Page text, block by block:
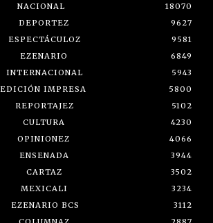
NACIONAL
18070
DEPORTEZ
9627
ESPECTÁCULOZ
9581
EZENARIO
6849
INTERNACIONAL
5943
EDICIÓN IMPRESA
5800
REPORTAJEZ
5102
CULTURA
4230
OPINIONEZ
4066
ENSENADA
3944
CARTAZ
3502
MEXICALI
3234
EZENARIO BCS
3112